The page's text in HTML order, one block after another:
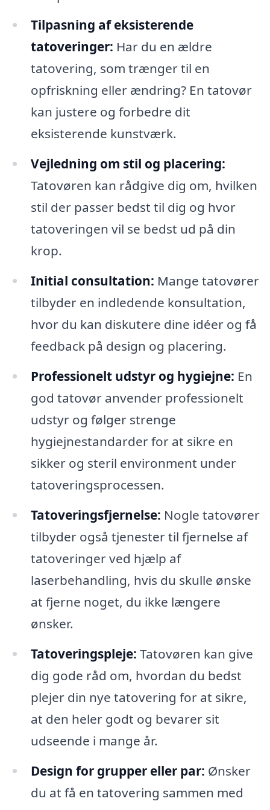
Tilpasning af eksisterende
tatoveringer: Har du en ældre
tatovering, som trænger til en
opfriskning eller ændring? En tatovør
kan justere og forbedre dit
eksisterende kunstværk.
Vejledning om stil og placering:
Tatovøren kan rådgive dig om, hvilken
stil der passer bedst til dig og hvor
tatoveringen vil se bedst ud på din
krop.
Initial consultation: Mange tatovører
tilbyder en indledende konsultation,
hvor du kan diskutere dine idéer og få
feedback på design og placering.
Professionelt udstyr og hygiejne: En
god tatovør anvender professionelt
udstyr og følger strenge
hygiejnestandarder for at sikre en
sikker og steril environment under
tatoveringsprocessen.
Tatoveringsfjernelse: Nogle tatovører
tilbyder også tjenester til fjernelse af
tatoveringer ved hjælp af
laserbehandling, hvis du skulle ønske
at fjerne noget, du ikke længere
ønsker.
Tatoveringspleje: Tatovøren kan give
dig gode råd om, hvordan du bedst
plejer din nye tatovering for at sikre,
at den heler godt og bevarer sit
udseende i mange år.
Design for grupper eller par: Ønsker
du at få en tatovering sammen med